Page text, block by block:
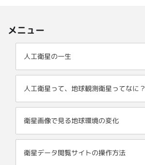
メニュー
人工衛星の一生
人工衛星って、地球観測衛星ってなに？
衛星画像で見る地球環境の変化
衛星データ閲覧サイトの操作方法